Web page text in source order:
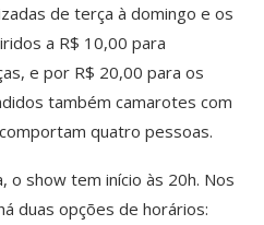
de terça à domingo e os
a R$ 10,00 para
e por R$ 20,00 para os
também camarotes com
quatro pessoas.
show tem início às 20h. Nos
duas opções de horários: